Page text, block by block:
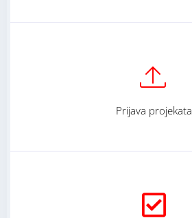
Prijava projekata